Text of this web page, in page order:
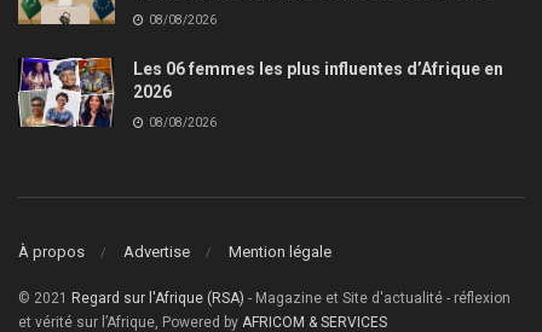
08/08/2026
Les 06 femmes les plus influentes d’Afrique en
2026
08/08/2026
À propos Advertise Mention légale
© 2021 Regard sur l'Afrique (RSA) - Magazine et Site d'actualité - réflexion
et vérité sur l’Afrique, Powered by AFRICOM & SERVICES